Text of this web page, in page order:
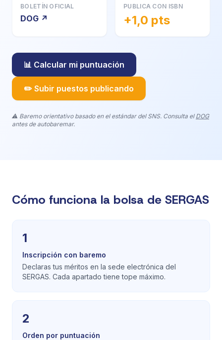
BOLETÍN OFICIAL
DOG ↗
PUBLICA CON ISBN
+1,0 pts
📊 Calcular mi puntuación
✏️ Subir puestos publicando
⚠️ Baremo orientativo basado en el estándar del SNS. Consulta el DOG
antes de autobaremar.
Cómo funciona la bolsa de SERGAS
1
Inscripción con baremo
Declaras tus méritos en la sede electrónica del
SERGAS. Cada apartado tiene tope máximo.
2
Orden por puntuación